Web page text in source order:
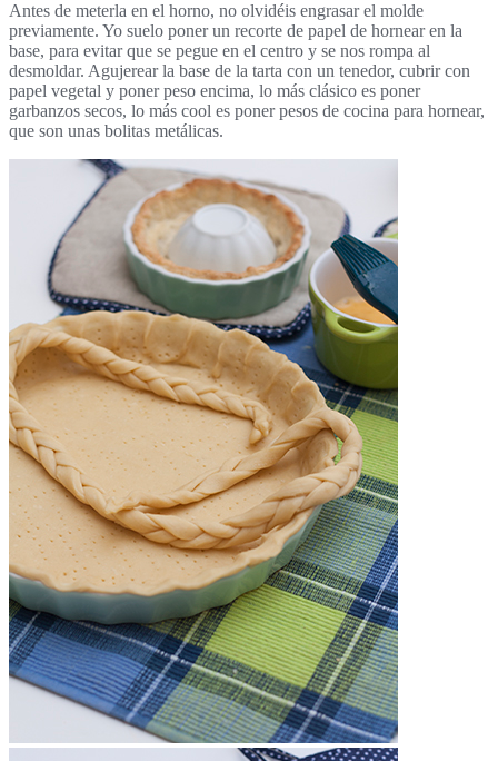
Antes de meterla en el horno, no olvidéis engrasar el molde
previamente. Yo suelo poner un recorte de papel de hornear en la
base, para evitar que se pegue en el centro y se nos rompa al
desmoldar. Agujerear la base de la tarta con un tenedor, cubrir con
papel vegetal y poner peso encima, lo más clásico es poner
garbanzos secos, lo más cool es poner pesos de cocina para hornear,
que son unas bolitas metálicas.